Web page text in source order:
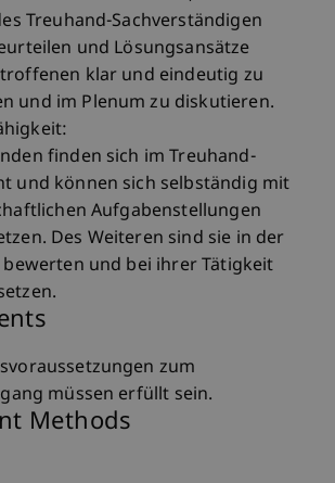
Treuhand-Sachverständigen
und Lösungsansätze
klar und eindeutig zu
und im Plenum zu diskutieren.
finden sich im Treuhand-
und können sich selbständig mit
Aufgabenstellungen
Des Weiteren sind sie in der
bewerten und bei ihrer Tätigkeit
zum
müssen erfüllt sein.
Methods